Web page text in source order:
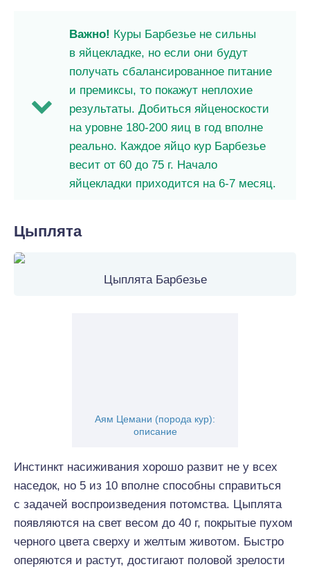
Важно! Куры Барбезье не сильны
в яйцекладке, но если они будут
получать сбалансированное питание
и премиксы, то покажут неплохие
результаты. Добиться яйценоскости
на уровне 180-200 яиц в год вполне
реально. Каждое яйцо кур Барбезье
весит от 60 до 75 г. Начало
яйцекладки приходится на 6-7 месяц.
Цыплята
Цыплята Барбезье
Аям Цемани (порода кур):
описание
Инстинкт насиживания хорошо развит не у всех
наседок, но 5 из 10 вполне способны справиться
с задачей воспроизведения потомства. Цыплята
появляются на свет весом до 40 г, покрытые пухом
черного цвета сверху и желтым животом. Быстро
оперяются и растут, достигают половой зрелости